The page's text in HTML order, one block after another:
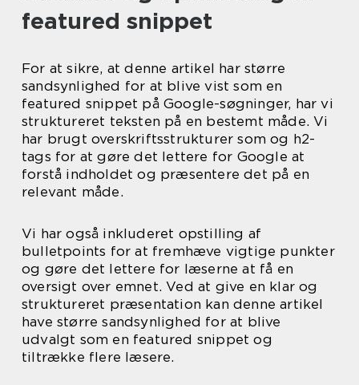
featured snippet
For at sikre, at denne artikel har større
sandsynlighed for at blive vist som en
featured snippet på Google-søgninger, har vi
struktureret teksten på en bestemt måde. Vi
har brugt overskriftsstrukturer som og h2-
tags for at gøre det lettere for Google at
forstå indholdet og præsentere det på en
relevant måde.
Vi har også inkluderet opstilling af
bulletpoints for at fremhæve vigtige punkter
og gøre det lettere for læserne at få en
oversigt over emnet. Ved at give en klar og
struktureret præsentation kan denne artikel
have større sandsynlighed for at blive
udvalgt som en featured snippet og
tiltrække flere læsere.